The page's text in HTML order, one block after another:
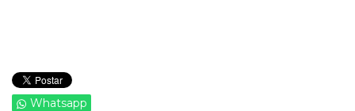
Whatsapp